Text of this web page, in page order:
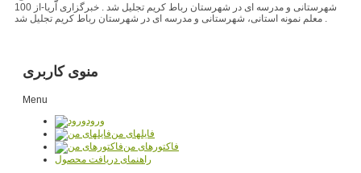
شهرستانی و مدرسه ای در شهرستان رباط کریم تجلیل شد . خبرگزاری آریا-از 100
معلم نمونه استانی، شهرستانی و مدرسه ای در شهرستان رباط کریم تجلیل شد .
منوی کاربری
Menu
ورود
فایلهای من
فاکتورهای من
راهنمای دریافت محصول